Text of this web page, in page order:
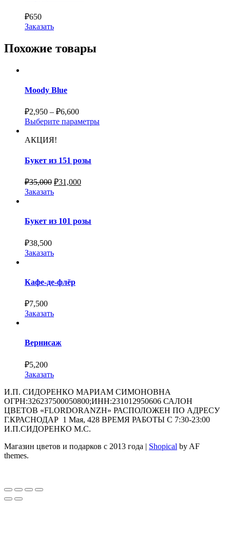
₽650
Заказать
Похожие товары
Moody Blue
₽2,950 – ₽6,600
Выберите параметры
АКЦИЯ!
Букет из 151 розы
₽35,000 ₽31,000
Заказать
Букет из 101 розы
₽38,500
Заказать
Кафе-де-флёр
₽7,500
Заказать
Вернисаж
₽5,200
Заказать
И.П. СИДОРЕНКО МАРИАМ СИМОНОВНА
ОГРН:326237500050800;ИНН:231012950606 САЛОН
ЦВЕТОВ «FLORDORANZH» РАСПОЛОЖЕН ПО АДРЕСУ
Г.КРАСНОДАР 1 Мая, 428 ВРЕМЯ РАБОТЫ С 7:30-23:00
И.П.СИДОРЕНКО М.С.
Магазин цветов и подарков с 2013 года | Shopical by AF
themes.